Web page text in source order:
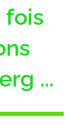
fois
...